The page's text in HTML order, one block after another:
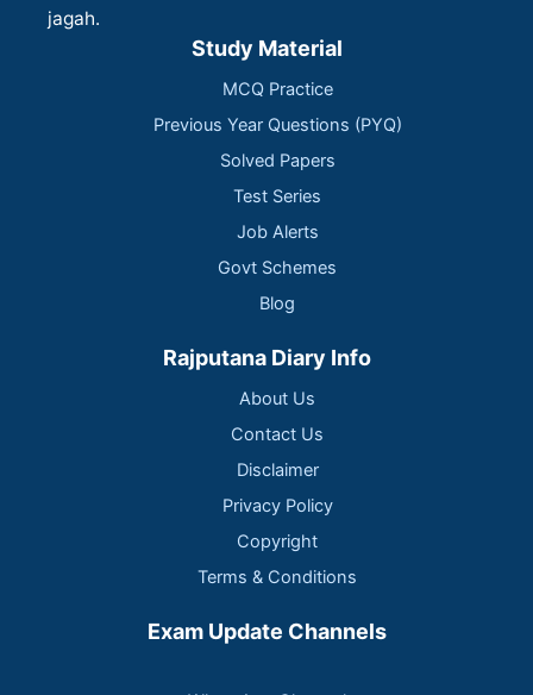
jagah.
Study Material
MCQ Practice
Previous Year Questions (PYQ)
Solved Papers
Test Series
Job Alerts
Govt Schemes
Blog
Rajputana Diary Info
About Us
Contact Us
Disclaimer
Privacy Policy
Copyright
Terms & Conditions
Exam Update Channels